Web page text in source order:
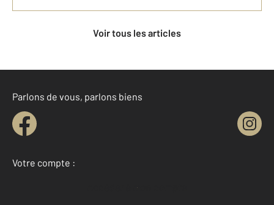
Voir tous les articles
Parlons de vous, parlons biens
Votre compte :
Accéder à mon compte